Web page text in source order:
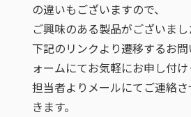
の違いもございますので、
ご興味のある製品がございま
下記のリンクより遷移するお
ォームにてお気軽にお申し付け
担当者よりメールにてご連絡
きます。